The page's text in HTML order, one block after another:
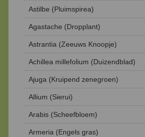
Astilbe (Pluimspirea)
Agastache (Dropplant)
Astrantia (Zeeuws Knoopje)
Achillea millefolium (Duizendblad)
Ajuga (Kruipend zenegroen)
Allium (Sierui)
Arabis (Scheefbloem)
Armeria (Engels gras)